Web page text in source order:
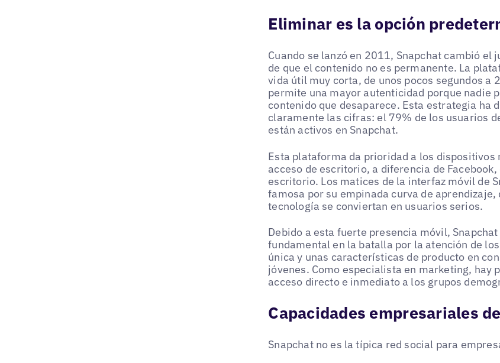
Eliminar es la opción
Cuando se lanzó en 2011, Snapchat cambió el
de que el contenido no es permanente. La
vida útil muy corta, de unos pocos segundos a
permite una mayor autenticidad porque nadie
contenido que desaparece. Esta estrategia ha
claramente las cifras: el 79% de los usuarios
están activos en Snapchat.
Esta plataforma da prioridad a los dispositivos
acceso de escritorio, a diferencia de
escritorio. Los matices de la interfaz móvil de
famosa por su empinada curva de
tecnología se conviertan en usuarios serios.
Debido a esta fuerte presencia móvil,
fundamental en la batalla por la atención de
única y unas características de producto en
jóvenes. Como especialista en marketing, hay
acceso directo e inmediato a los grupos
Capacidades empresariales
Snapchat no es la típica red social para